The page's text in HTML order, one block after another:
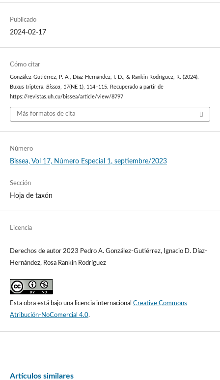
Publicado
2024-02-17
Cómo citar
González-Gutiérrez, P. A., Díaz-Hernández, I. D., & Rankin Rodríguez, R. (2024).
Buxus triptera. Bissea 17(NE 1), 114–115. Recuperado a partir de
https://revistas.uh.cu/bissea/article/view/8797
Más formatos de cita
Número
Bissea, Vol 17, Número Especial 1, septiembre/2023
Sección
Hoja de taxón
Licencia
Derechos de autor 2023 Pedro A. González-Gutiérrez, Ignacio D. Díaz-
Hernández, Rosa Rankin Rodríguez
Esta obra está bajo una licencia internacional Creative Commons
Atribución-NoComercial 4.0.
Artículos similares